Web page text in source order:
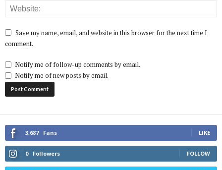
Save my name, email, and website in this browser for the next time I
comment.
Notify me of follow-up comments by email.
Notify me of new posts by email.
3,687 Fans LIKE
0 Followers FOLLOW